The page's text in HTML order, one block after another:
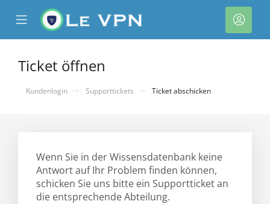
Mobile
Menu
Ticket öffnen
Kundenlogin Supporttickets Ticket abschicken
Wenn Sie in der Wissensdatenbank keine
Antwort auf Ihr Problem finden können,
schicken Sie uns bitte ein Supportticket an
die entsprechende Abteilung.